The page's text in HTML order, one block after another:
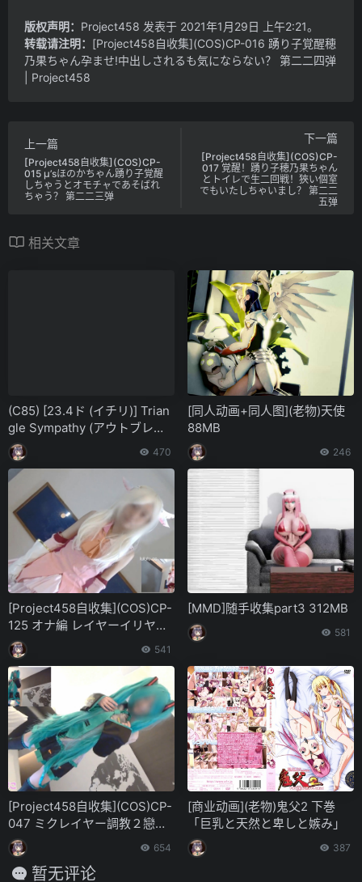
版权声明： Project458 发表于 2021年1月29日 上午2:21。
转载请注明：
[Project458自收集](COS)CP-016 踴り子覚醒穂
乃果ちゃん孕ませ!中出しされるも気にならない？ 第二二四弹
| Project458
上一篇
[Project458自收集](COS)CP-
015 μ’sほのかちゃん踴り子覚醒
しちゃうとオモチャであそばれ
ちゃう？ 第二二三弹
下一篇
[Project458自收集](COS)CP-
017 覚醒！踴り子穂乃果ちゃん
とトイレで生二回戦！狹い個室
でもいたしちゃいまし？ 第二二
五弹
相关文章
(C85) [23.4ド (イチリ)] Trian
gle Sympathy (アウトブレイ
ク・カンパニー 萌える侵略者)
[脸肿汉化组]
470
[同人动画+同人图](老物)天使
88MB
246
[Project458自收集](COS)CP-
125 オナ編 レイヤーイリヤち
ゃん彼バレないようにこっそ
りえっちなバイト 第三三三弹
541
[MMD]随手收集part3 312MB
581
[Project458自收集](COS)CP-
047 ミクレイヤー調教２戀色
パイパンいじめたら！ 第二五
五弹
654
[商业动画](老物)鬼父2 下巻
「巨乳と天然と卑しと嫉み」
387
暂无评论